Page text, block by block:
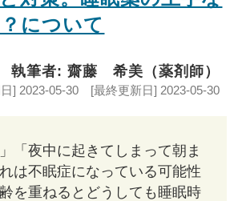
について
執筆者: 齋藤 希美（薬剤師）
] 2023-05-30 [最終更新日] 2023-05-30
「夜中に起きてしまって朝ま
は不眠症になっている可能性
を重ねるとどうしても睡眠時